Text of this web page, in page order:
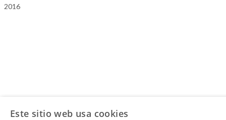
2016
Este sitio web usa cookies